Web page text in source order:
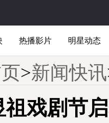
热播影片 明星动态
>新闻快讯
戏剧节